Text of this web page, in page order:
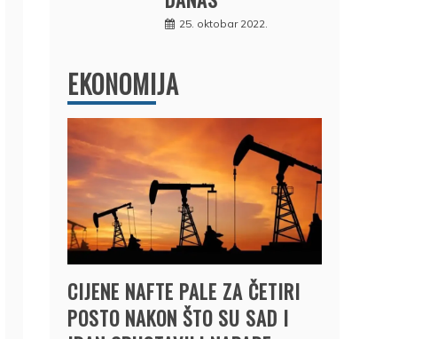
25. oktobar 2022.
EKONOMIJA
CIJENE NAFTE PALE ZA ČETIRI
POSTO NAKON ŠTO SU SAD I